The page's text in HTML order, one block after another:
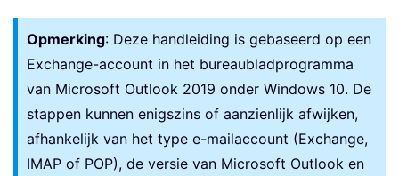
Opmerking: Deze handleiding is gebaseerd op een
Exchange-account in het bureaubladprogramma
van Microsoft Outlook 2019 onder Windows 10. De
stappen kunnen enigszins of aanzienlijk afwijken,
afhankelijk van het type e-mailaccount (Exchange,
IMAP of POP), de versie van Microsoft Outlook en